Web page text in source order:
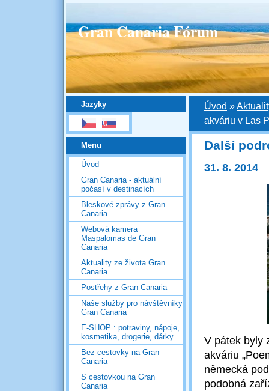
Gran Canaria Fórum
Jazyky
Menu
Úvod
Gran Canaria - aktuální
počasí v destinacích
Bleskové zprávy z Gran
Canaria
Webová kamera
Maspalomas de Gran
Canaria
Aktuality ze života Gran
Canaria
Postřehy z Gran Canaria
Naše služby pro návštěvníky
Gran Canaria
E-SHOP : potraviny, nápoje,
kosmetika, drogerie, dárky
Bez cestovky na Gran
Canaria
S cestovkou na Gran
Canaria
Úvod »
akváriu v Las
Další
31. 8. 2014
V pátek byly
akváriu
německá
podobná